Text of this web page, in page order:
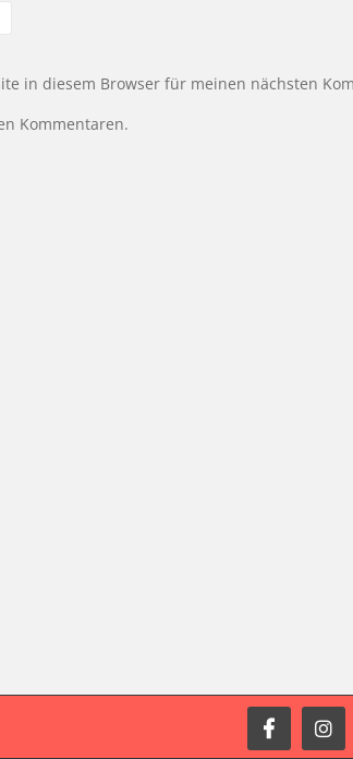
in diesem Browser für meinen nächsten
Kommentaren.